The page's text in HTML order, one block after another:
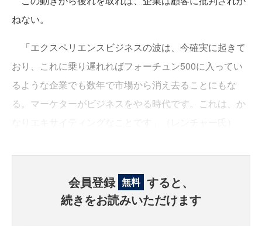
ねない。
「エクスペリエンスビジネスの波は、今確実に起きて
おり、これに乗り遅れればフォーチュン500に入ってい
るような企業でも数年で市場から消え去ることにもな
る。マーケターがビジネスをやる時代です。これは、か
会員登録 無料 すると、
続きをお読みいただけます